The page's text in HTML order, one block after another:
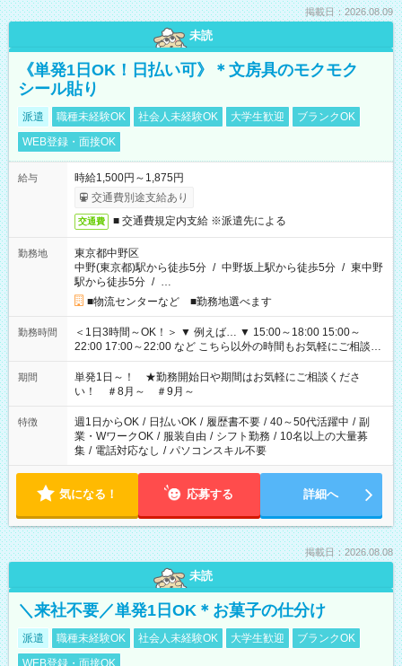
掲載日：2026.08.09
未読
《単発1日OK！日払い可》＊文房具のモクモク
シール貼り
派遣 職種未経験OK 社会人未経験OK 大学生歓迎
ブランクOK
WEB登録・面接OK
給与
時給1,500円～1,875円
交通費別途支給あり
交通費 ■ 交通費規定内支給 ※派遣先による
勤務地
東京都中野区
中野(東京都)駅から徒歩5分 / 中野坂上駅から徒歩5分 / 東中野
駅から徒歩5分 / …
■物流センターなど ■勤務地選べます
勤務時間
＜1日3時間～OK！＞ ▼ 例えば… ▼ 15:00～18:00 15:00～
22:00 17:00～22:00 など こちら以外の時間もお気軽にご相談く
ださい！
期間
単発1日～！ ★勤務開始日や期間はお気軽にご相談くださ
い！ ＃8月～ ＃9月～
特徴 週1日からOK / 日払いOK / 履歴書不要 / 40～50代活躍中 / 副
業・WワークOK / 服装自由 / シフト勤務 / 10名以上の大量募
集 / 電話対応なし / パソコンスキル不要
気になる！ 応募する 詳細へ
掲載日：2026.08.08
未読
＼来社不要／単発1日OK＊お菓子の仕分け
派遣 職種未経験OK 社会人未経験OK 大学生歓迎
ブランクOK
WEB登録・面接OK